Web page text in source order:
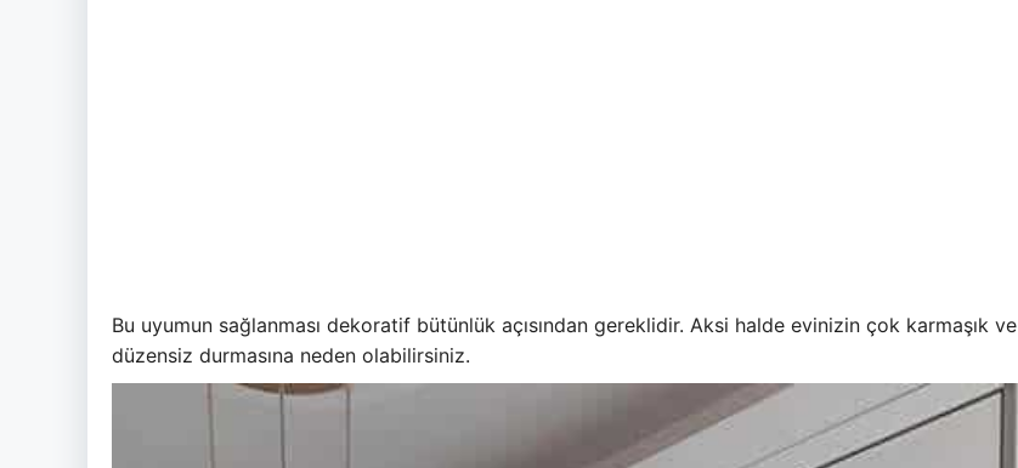
Bu uyumun sağlanması dekoratif bütünlük açısından gereklidir. Aksi halde evinizin çok karmaşık ve
düzensiz durmasına neden olabilirsiniz.